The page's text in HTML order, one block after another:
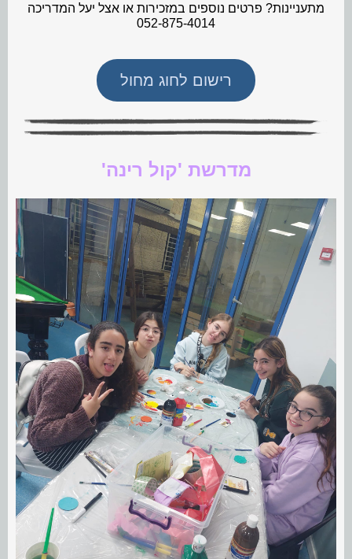
מתעניינות? פרטים נוספים במזכירות או אצל יעל המדריכה
052-875-4014
רישום לחוג מחול
מדרשת 'קול רינה'